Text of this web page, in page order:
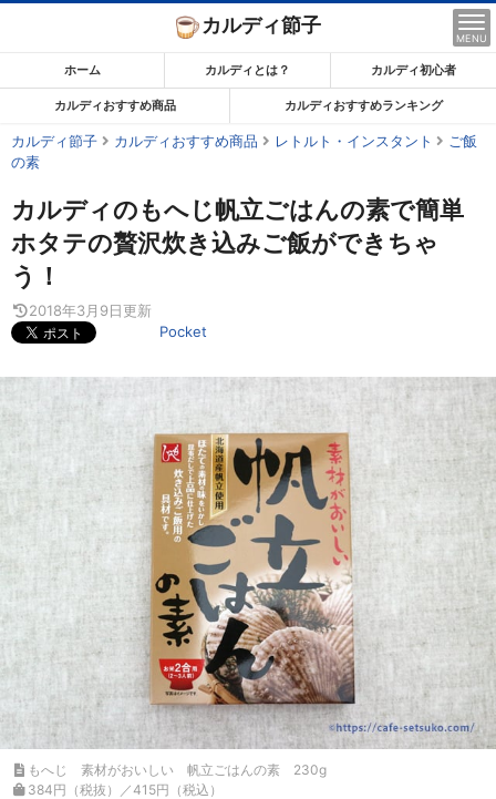
ン
ま
ス
キ
す
る
カルディ節子
MENU
ホーム カルディとは？ カルディ初心者
カルディおすすめ商品 カルディおすすめランキング
カルディ節子 カルディおすすめ商品 レトルト・インスタント
ご飯
の素
カルディのもへじ帆立ごはんの素で簡単
ホタテの贅沢炊き込みご飯ができちゃ
う！
2018年3月9日更新
Pocket
もへじ 素材がおいしい 帆立ごはんの素 230g
384円（税抜）／415円（税込）